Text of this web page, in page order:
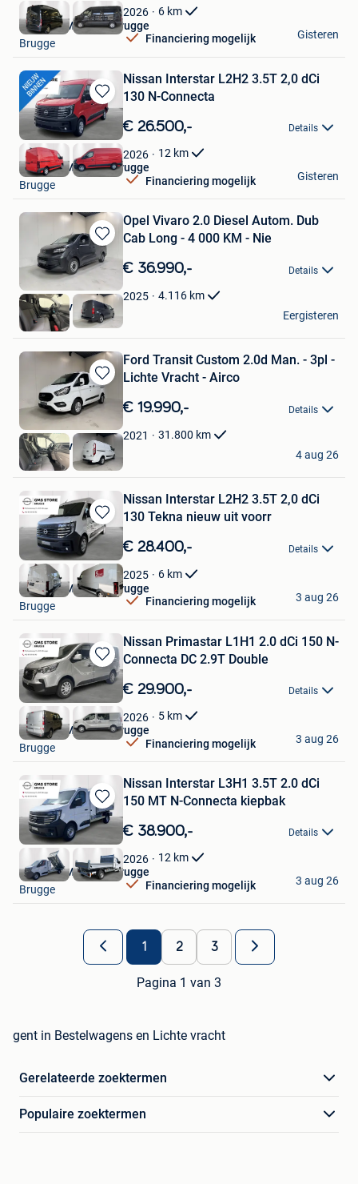
Favorieten2026 6 km
Financiering mogelijk
Nissan GMS Store Brugge
Brugge
Gisteren
Bewaren
in
Mijn
Favorieten
Nissan Interstar L2H2 3.5T 2,0 dCi
130 N-Connecta
€ 26.500,- Details
2026 12 km
Financiering mogelijk
Nissan GMS Store Brugge
Brugge
Gisteren
Bewaren
in
Mijn
Favorieten
Opel Vivaro 2.0 Diesel Autom. Dub
Cab Long - 4 000 KM - Nie
€ 36.990,- Details
2025 4.116 km
Provan Invest BV
Nazareth
Eergisteren
Bewaren
in
Mijn
Favorieten
Ford Transit Custom 2.0d Man. - 3pl -
Lichte Vracht - Airco
€ 19.990,- Details
2021 31.800 km
Provan Invest BV
Nazareth
4 aug 26
Bewaren
in
Mijn
Favorieten
Nissan Interstar L2H2 3.5T 2,0 dCi
130 Tekna nieuw uit voorr
€ 28.400,- Details
2025 6 km
Financiering mogelijk
Nissan GMS Store Brugge
Brugge
3 aug 26
Bewaren
in
Favorieten
Nissan Primastar L1H1 2.0 dCi 150 N-
Connecta DC 2.9T Double
€ 29.900,- Details
2026 5 km
Financiering mogelijk
Nissan GMS Store Brugge
Brugge
3 aug 26
Bewaren
in
Favorieten
Nissan Interstar L3H1 3.5T 2.0 dCi
150 MT N-Connecta kiepbak
€ 38.900,- Details
2026 12 km
Financiering mogelijk
Nissan GMS Store Brugge
Brugge
3 aug 26
1 2 3
Pagina 1 van 3
gent in Bestelwagens en Lichte vracht
Gerelateerde zoektermen
Populaire zoektermen